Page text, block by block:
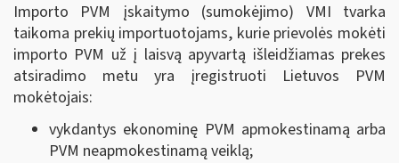
Importo PVM įskaitymo (sumokėjimo) VMI tvarka
taikoma prekių importuotojams, kurie prievolės mokėti
importo PVM už į laisvą apyvartą išleidžiamas prekes
atsiradimo metu yra įregistruoti Lietuvos PVM
mokėtojais:
vykdantys ekonominę PVM apmokestinamą arba
PVM neapmokestinamą veiklą;